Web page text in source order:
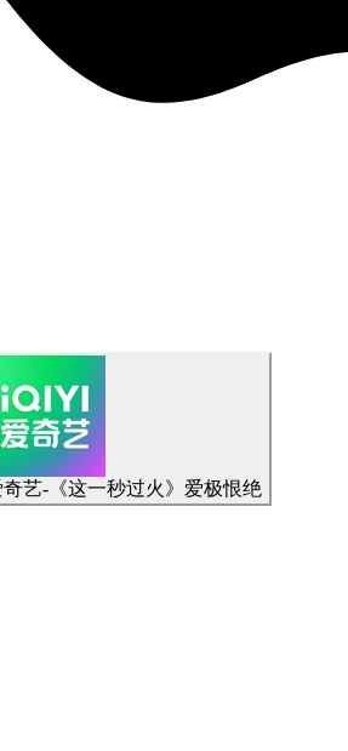
奇艺-《这一秒过火》爱极恨绝